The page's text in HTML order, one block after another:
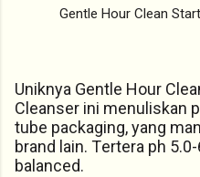
Gentle Hour Clean
Uniknya Gentle Hour
Cleanser ini menuliskan
tube packaging, yang
brand lain. Tertera ph
balanced.